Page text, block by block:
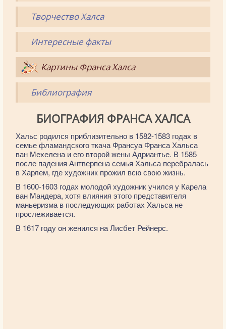
Творчество Халса
Интересные факты
Картины Франса Халса
Библиография
БИОГРАФИЯ ФРАНСА ХАЛСА
Хальс родился приблизительно в 1582-1583 годах в
семье фламандского ткача Франсуа Франса Хальса
ван Мехелена и его второй жены Адриантье. В 1585
после падения Антверпена семья Хальса перебралась
в Харлем, где художник прожил всю свою жизнь.
В 1600-1603 годах молодой художник учился у Карела
ван Мандера, хотя влияния этого представителя
маньеризма в последующих работах Хальса не
прослеживается.
В 1617 году он женился на Лисбет Рейнерс.